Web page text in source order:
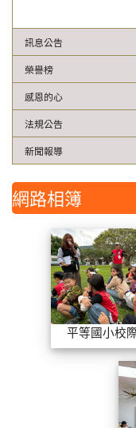
訊息公告
榮譽榜
感恩的心
法規公告
新聞報導
網路相簿
平等國小校際